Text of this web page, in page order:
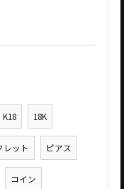
K18 18K
レット ピアス
コイン